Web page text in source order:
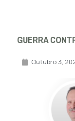
GUERRA
Outubro 3,